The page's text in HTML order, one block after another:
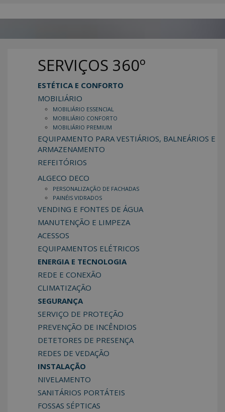
SERVIÇOS 360º
ESTÉTICA E CONFORTO
MOBILIÁRIO
MOBILIÁRIO ESSENCIAL
MOBILIÁRIO CONFORTO
MOBILIÁRIO PREMIUM
EQUIPAMENTO PARA VESTIÁRIOS, BALNEÁRIOS E
ARMAZENAMENTO
REFEITÓRIOS
ALGECO DECO
PERSONALIZAÇÃO DE FACHADAS
PAINÉIS VIDRADOS
VENDING E FONTES DE ÁGUA
MANUTENÇÃO E LIMPEZA
ACESSOS
EQUIPAMENTOS ELÉTRICOS
ENERGIA E TECNOLOGIA
REDE E CONEXÃO
CLIMATIZAÇÃO
SEGURANÇA
SERVIÇO DE PROTEÇÃO
PREVENÇÃO DE INCÊNDIOS
DETETORES DE PRESENÇA
REDES DE VEDAÇÃO
INSTALAÇÃO
NIVELAMENTO
SANITÁRIOS PORTÁTEIS
FOSSAS SÉPTICAS